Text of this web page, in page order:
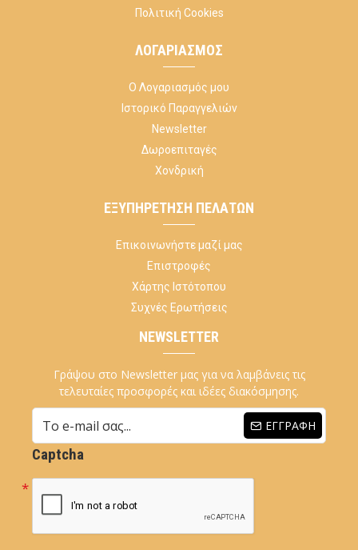
Πολιτική Cookies
ΛΟΓΑΡΙΑΣΜΌΣ
Ο Λογαριασμός μου
Ιστορικό Παραγγελιών
Newsletter
Δωροεπιταγές
Χονδρική
ΕΞΥΠΗΡΈΤΗΣΗ ΠΕΛΑΤΏΝ
Επικοινωνήστε μαζί μας
Επιστροφές
Χάρτης Ιστότοπου
Συχνές Ερωτήσεις
NEWSLETTER
Γράψου στο Newsletter μας για να λαμβάνεις τις
τελευταίες προσφορές και ιδέες διακόσμησης.
ΕΓΓΡΑΦΉ
Captcha